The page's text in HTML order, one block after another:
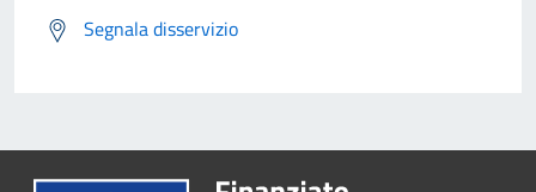
Segnala disservizio